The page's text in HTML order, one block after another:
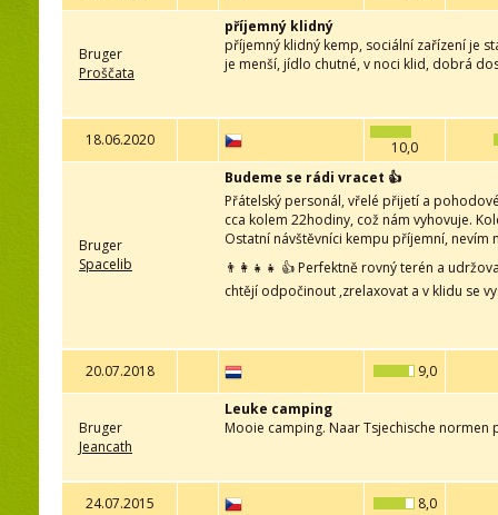
Bruger
Proščata
příjemný klidný
příjemný klidný kemp, sociální zařízení je
je menší, jídlo chutné, v noci klid, dobrá
18.06.2020 10,0
Bruger
Spacelib
Budeme se rádi vracet 👍
Přátelský personál, vřelé přijetí a
cca kolem 22hodiny, což nám vyhovuje.
Ostatní návštěvníci kempu příjemní,
👨‍👩‍👧‍👧 👍 Perfektně rovný terén a
chtějí odpočinout ,zrelaxovat a v klidu se
20.07.2018 9,0
Bruger
Jeancath
Leuke camping
Mooie camping. Naar Tsjechische
24.07.2015 8,0